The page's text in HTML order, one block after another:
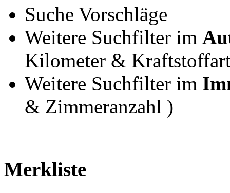
Suche Vorschläge
Weitere Suchfilter im
Kilometer &
Weitere Suchfilter im
& Zimmeranzahl )
Merkliste